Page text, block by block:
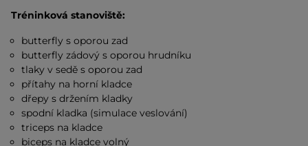
Tréninková stanoviště:
butterfly s oporou zad
butterfly zádový s oporou hrudníku
tlaky v sedě s oporou zad
přítahy na horní kladce
dřepy s držením kladky
spodní kladka (simulace veslování)
triceps na kladce
biceps na kladce volný